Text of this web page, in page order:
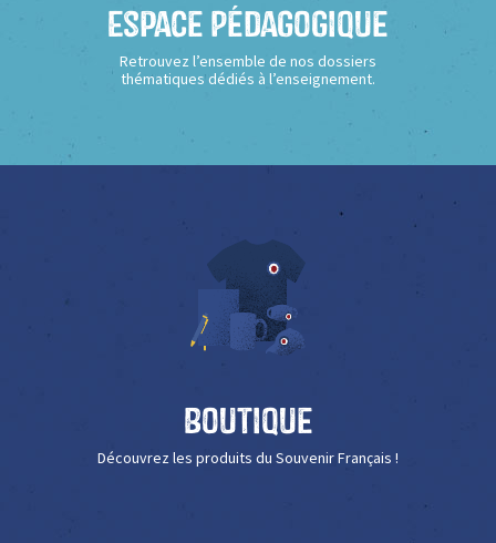
Espace Pédagogique
Retrouvez l’ensemble de nos dossiers
thématiques dédiés à l’enseignement.
Boutique
Découvrez les produits du Souvenir Français !